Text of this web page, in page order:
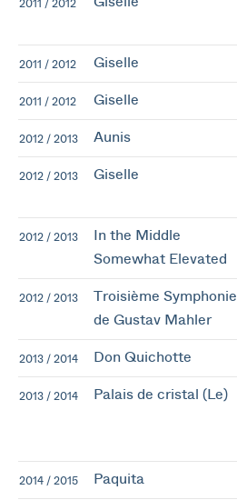
2011 / 2012
2011 / 2012 Giselle
2011 / 2012 Giselle
2012 / 2013 Aunis
2012 / 2013 Giselle
2012 / 2013
In the Middle
Somewhat Elevated
2012 / 2013
Troisième Symphonie
de Gustav Mahler
2013 / 2014 Don Quichotte
2013 / 2014 Palais de cristal (Le)
2014 / 2015 Paquita